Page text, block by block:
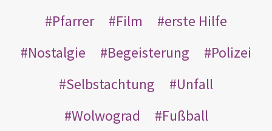
Pfarrer
Film
erste Hilfe
Nostalgie
Begeisterung
Polizei
Selbstachtung
Unfall
Wolwograd
Fußball